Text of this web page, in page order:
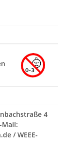
4
Mail:
/ WEEE-